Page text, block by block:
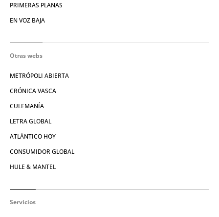
PRIMERAS PLANAS
EN VOZ BAJA
Otras webs
METRÓPOLI ABIERTA
CRÓNICA VASCA
CULEMANÍA
LETRA GLOBAL
ATLÁNTICO HOY
CONSUMIDOR GLOBAL
HULE & MANTEL
Servicios